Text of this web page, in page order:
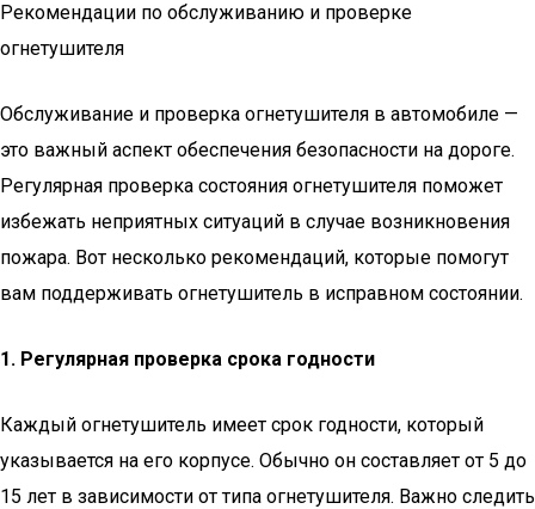
Рекомендации по обслуживанию и проверке
огнетушителя
Обслуживание и проверка огнетушителя в автомобиле —
это важный аспект обеспечения безопасности на дороге.
Регулярная проверка состояния огнетушителя поможет
избежать неприятных ситуаций в случае возникновения
пожара. Вот несколько рекомендаций, которые помогут
вам поддерживать огнетушитель в исправном состоянии.
1. Регулярная проверка срока годности
Каждый огнетушитель имеет срок годности, который
указывается на его корпусе. Обычно он составляет от 5 до
15 лет в зависимости от типа огнетушителя. Важно следить